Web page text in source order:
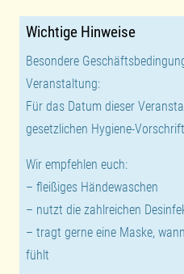
Wichtige Hinweise
Besondere
Veranstaltung:
Für das Datum dieser
gesetzlichen Hygiene-
Wir empfehlen euch:
– fleißiges Händewaschen
– nutzt die zahlreichen
– tragt gerne eine Maske,
fühlt